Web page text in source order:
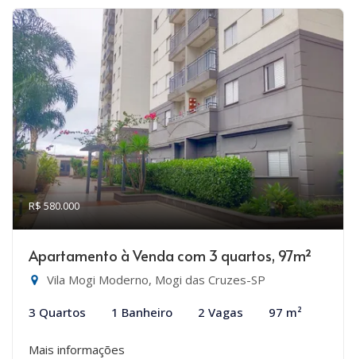
R$ 580.000
Apartamento à Venda com 3 quartos, 97m²
Vila Mogi Moderno, Mogi das Cruzes-SP
3 Quartos 1 Banheiro 2 Vagas 97 m²
Mais informações